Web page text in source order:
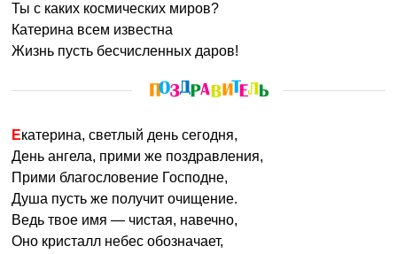
Ты с каких космических миров?
Катерина всем известна
Жизнь пусть бесчисленных даров!
Екатерина, светлый день сегодня,
День ангела, прими же поздравления,
Прими благословение Господне,
Душа пусть же получит очищение.
Ведь твое имя — чистая, навечно,
Оно кристалл небес обозначает,